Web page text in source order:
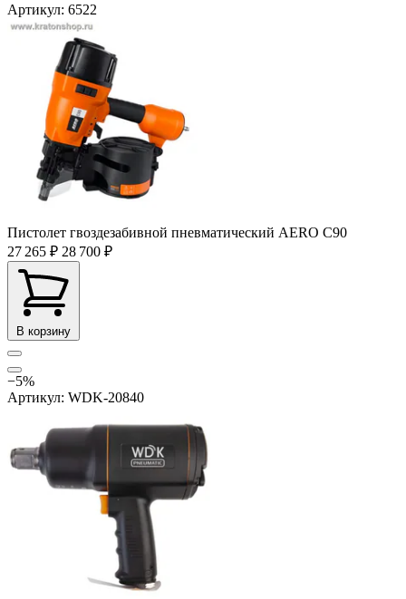
Артикул: 6522
Пистолет гвоздезабивной пневматический AERO C90
27 265 ₽ 28 700 ₽
В корзину
−5%
Артикул: WDK-20840